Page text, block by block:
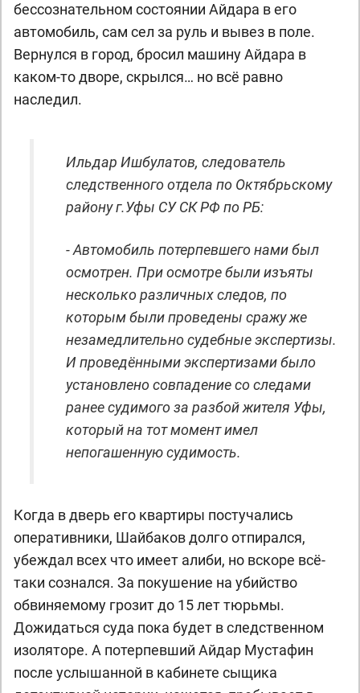
бессознательном состоянии Айдара в его
автомобиль, сам сел за руль и вывез в поле.
Вернулся в город, бросил машину Айдара в
каком-то дворе, скрылся… но всё равно
наследил.
Ильдар Ишбулатов, следователь
следственного отдела по Октябрьскому
району г.Уфы СУ СК РФ по РБ:
- Автомобиль потерпевшего нами был
осмотрен. При осмотре были изъяты
несколько различных следов, по
которым были проведены сражу же
незамедлительно судебные экспертизы.
И проведёнными экспертизами было
установлено совпадение со следами
ранее судимого за разбой жителя Уфы,
который на тот момент имел
непогашенную судимость.
Когда в дверь его квартиры постучались
оперативники, Шайбаков долго отпирался,
убеждал всех что имеет алиби, но вскоре всё-
таки сознался. За покушение на убийство
обвиняемому грозит до 15 лет тюрьмы.
Дожидаться суда пока будет в следственном
изоляторе. А потерпевший Айдар Мустафин
после услышанной в кабинете сыщика